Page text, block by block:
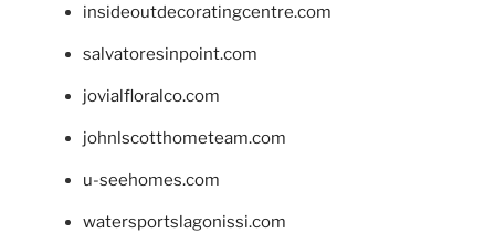
insideoutdecoratingcentre.com
salvatoresinpoint.com
jovialfloralco.com
johnlscotthometeam.com
u-seehomes.com
watersportslagonissi.com